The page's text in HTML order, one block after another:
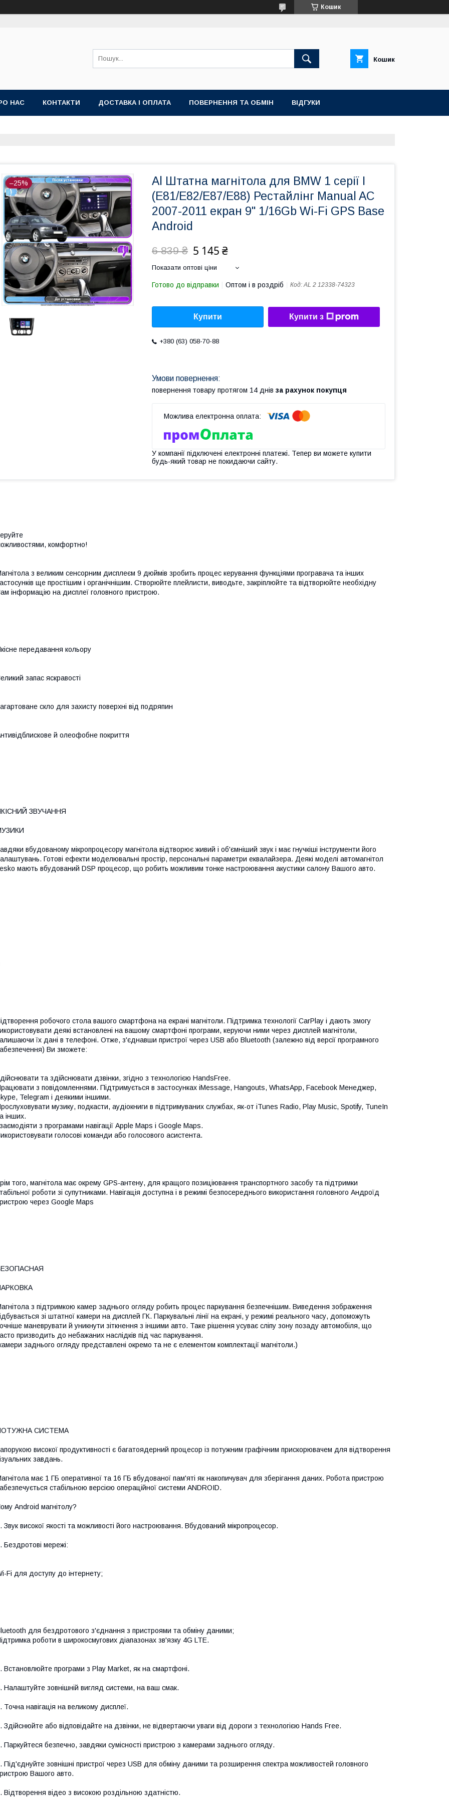
Кошик
Кошик
НАС КОНТАКТИ ДОСТАВКА І ОПЛАТА ПОВЕРНЕННЯ ТА ОБМІН ВІДГУКИ
–25%
Al Штатна магнітола для BMW 1 серії I
(E81/E82/E87/E88) Рестайлінг Manual AC
2007-2011 екран 9" 1/16Gb Wi-Fi GPS Base
Android
6 839 ₴ 5 145 ₴
Показати оптові ціни
Готово до відправки Оптом і в роздріб Код:AL 2 12338-74323
Купити Купити з
+380 (63) 058-70-88
повернення товару протягом 14 днів за рахунок покупця
У компанії підключені електронні платежі. Тепер ви можете купити
будь-який товар не покидаючи сайту.
комфортно!
з великим сенсорним дисплеєм 9 дюймів зробить процес керування функціями програвача та інших
ще простішим і органічнішим. Створюйте плейлисти, виводьте, закріплюйте та відтворюйте необхідну
інформацію на дисплеї головного пристрою.
передавання кольору
запас яскравості
скло для захисту поверхні від подряпин
й олеофобне покриття
ЗВУЧАННЯ
вбудованому мікропроцесору магнітола відтворює живий і об'ємніший звук і має гнучкіші інструменти його
Готові ефекти моделювальні простір, персональні параметри еквалайзера. Деякі моделі автомагнітол
мають вбудований DSP процесор, що робить можливим тонке настроювання акустики салону Вашого авто.
робочого стола вашого смартфона на екрані магнітоли. Підтримка технології CarPlay і дають змогу
деякі встановлені на вашому смартфоні програми, керуючи ними через дисплей магнітоли,
їх дані в телефоні. Отже, з'єднавши пристрої через USB або Bluetooth (залежно від версії програмного
Ви зможете:
та здійснювати дзвінки, згідно з технологією HandsFree.
з повідомленнями. Підтримується в застосунках iMessage, Hangouts, WhatsApp, Facebook Менеджер,
Telegram і деякими іншими.
музику, подкасти, аудіокниги в підтримуваних службах, як-от iTunes Radio, Play Music, Spotify, TuneIn
інших.
з програмами навігації Apple Maps і Google Maps.
голосові команди або голосового асистента.
того, магнітола має окрему GPS-антену, для кращого позиціювання транспортного засобу та підтримки
роботи зі супутниками. Навігація доступна і в режимі безпосереднього використання головного Андроїд
через Google Maps
з підтримкою камер заднього огляду робить процес паркування безпечнішим. Виведення зображення
зі штатної камери на дисплей ГК. Паркувальні лінії на екрані, у режимі реального часу, допоможуть
маневрувати й уникнути зіткнення з іншими авто. Таке рішення усуває сліпу зону позаду автомобіля, що
призводить до небажаних наслідків під час паркування.
заднього огляду представлені окремо та не є елементом комплектації магнітоли.)
СИСТЕМА
високої продуктивності є багатоядерний процесор із потужним графічним прискорювачем для відтворення
завдань.
має 1 ГБ оперативної та 16 ГБ вбудованої пам'яті як накопичувач для зберігання даних. Робота пристрою
стабільною версією операційної системи ANDROID.
Android магнітолу?
Звук високої якості та можливості його настроювання. Вбудований мікропроцесор.
Бездротові мережі:
Fi для доступу до інтернету;
для бездротового з'єднання з пристроями та обміну даними;
роботи в широкосмугових діапазонах зв'язку 4G LTE.
Встановлюйте програми з Play Market, як на смартфоні.
Налаштуйте зовнішній вигляд системи, на ваш смак.
Точна навігація на великому дисплеї.
Здійснюйте або відповідайте на дзвінки, не відвертаючи уваги від дороги з технологією Hands Free.
Паркуйтеся безпечно, завдяки сумісності пристрою з камерами заднього огляду.
Під'єднуйте зовнішні пристрої через USB для обміну даними та розширення спектра можливостей головного
Вашого авто.
Відтворення відео з високою роздільною здатністю.